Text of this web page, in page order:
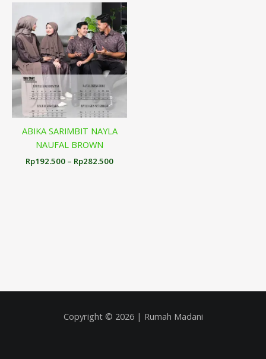
ABIKA SARIMBIT NAYLA
NAUFAL BROWN
Rp192.500 – Rp282.500
Rentang
harga:
Rp192.500
hingga
Rp282.500
Copyright © 2026 | Rumah Madani